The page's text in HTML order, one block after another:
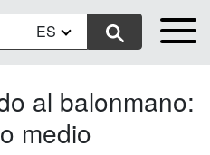
ES
al balonmano:
medio